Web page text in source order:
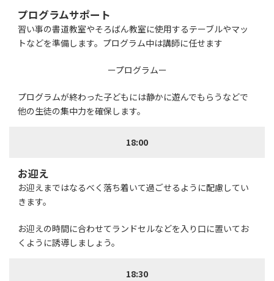
プログラムサポート
習い事の書道教室やそろばん教室に使用するテーブルやマッ
トなどを準備します。プログラム中は講師に任せます
ープログラムー
プログラムが終わった子どもには静かに遊んでもらうなどで
他の生徒の集中力を確保します。
18:00
お迎え
お迎えまではなるべく落ち着いて過ごせるように配慮してい
きます。
お迎えの時間に合わせてランドセルなどを入り口に置いてお
くように誘導しましょう。
18:30